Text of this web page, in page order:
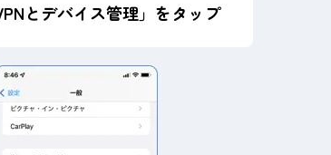
とデバイス管理」をタップ